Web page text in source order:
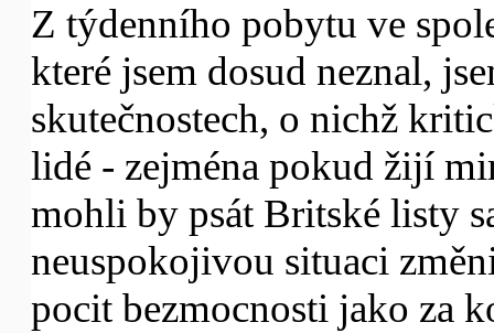
Z týdenního pobytu ve
které jsem dosud neznal,
skutečnostech, o nichž
lidé - zejména pokud žijí
mohli by psát Britské listy
neuspokojivou situaci
pocit bezmocnosti jako za